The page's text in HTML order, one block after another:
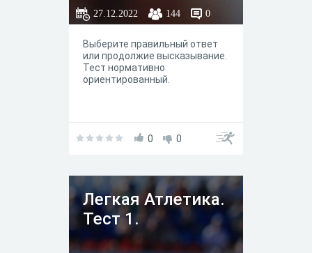
колледж,
институт)
27.12.2022 144 0
Выберите правильный ответ
или продолжие высказывание.
Тест нормативно
ориентированный.
0 0
Легкая Атлетика.
Тест 1.